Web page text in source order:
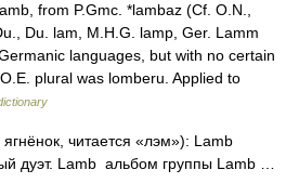
from P.Gmc. *lambaz (Cf. O.N.,
Du. lam, M.H.G. lamp, Ger. Lamm
languages, but with no certain
plural was lomberu. Applied to
читается «лэм»): Lamb
дуэт. Lamb альбом группы Lamb …